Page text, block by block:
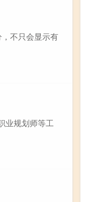
不只会显示有
业规划师等工